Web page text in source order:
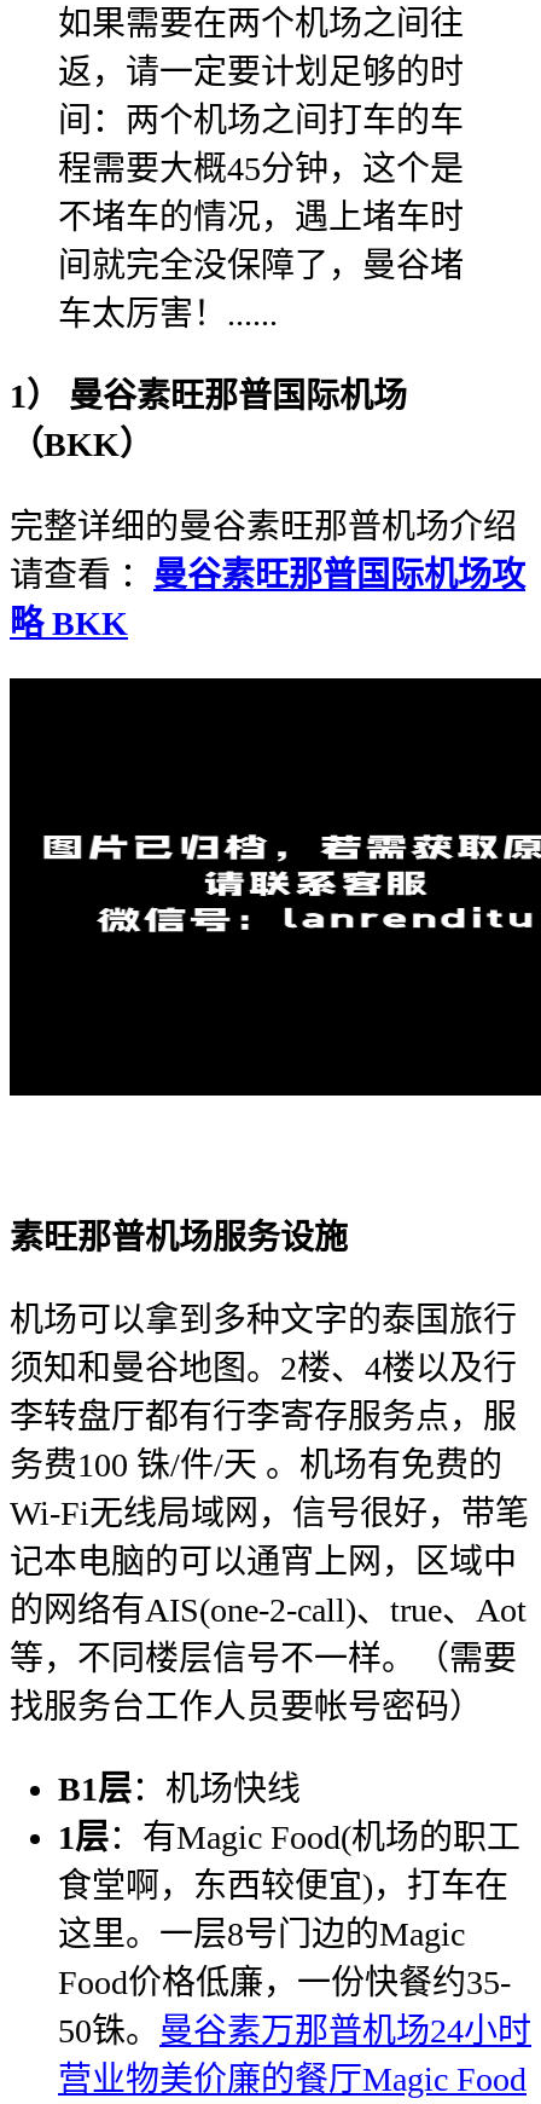
如果需要在两个机场之间往
返，请一定要计划足够的时
间：两个机场之间打车的车
程需要大概45分钟，这个是
不堵车的情况，遇上堵车时
间就完全没保障了，曼谷堵
车太厉害！......
1） 曼谷素旺那普国际机场
（BKK）
完整详细的曼谷素旺那普机场介绍
请查看 ： 曼谷素旺那普国际机场攻
略BKK
素旺那普机场服务设施
机场可以拿到多种文字的泰国旅行
须知和曼谷地图。2楼、4楼以及行
李转盘厅都有行李寄存服务点，服
务费100 铢/件/天 。机场有免费的
Wi-Fi无线局域网，信号很好，带笔
记本电脑的可以通宵上网，区域中
的网络有AIS(one-2-call)、true、Aot
等，不同楼层信号不一样。（需要
找服务台工作人员要帐号密码）
B1层：机场快线
1层：有Magic Food(机场的职工
食堂啊，东西较便宜)，打车在
这里。一层8号门边的Magic
Food价格低廉，一份快餐约35-
50铢。 曼谷素万那普机场24小时
营业物美价廉的餐厅Magic Food